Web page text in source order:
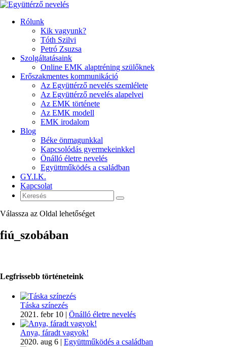
Rólunk
Kik vagyunk?
Tóth Szilvi
Petró Zsuzsa
Szolgáltatásaink
Online EMK alaptréning szülőknek
Erőszakmentes kommunikáció
Az Együttérző nevelés szemlélete
Az Együttérző nevelés alapelvei
Az EMK története
Az EMK modell
EMK irodalom
Blog
Béke önmagunkkal
Kapcsolódás gyermekeinkkel
Önálló életre nevelés
Együttműködés a családban
GY.I.K.
Kapcsolat
Válassza az Oldal lehetőséget
fiú_szobában
Legfrissebb történeteink
Táska színezés
2021. febr 10 | Önálló életre nevelés
Anya, fáradt vagyok!
2020. aug 6 | Együttműködés a családban